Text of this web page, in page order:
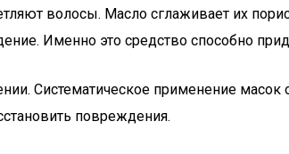
волосы. Масло сглаживает их
Именно это средство способно
Систематическое применение
повреждения.